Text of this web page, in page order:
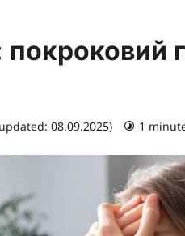
08.09.2025) 1